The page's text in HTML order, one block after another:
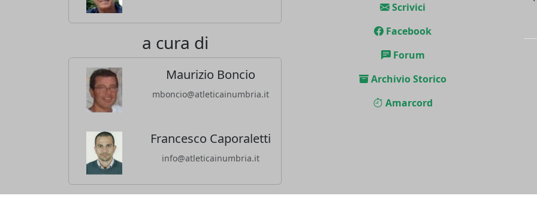
a cura di
Maurizio Boncio
mboncio@atleticainumbria.it
Francesco Caporaletti
info@atleticainumbria.it
Scrivici
Facebook
Forum
Archivio Storico
Amarcord